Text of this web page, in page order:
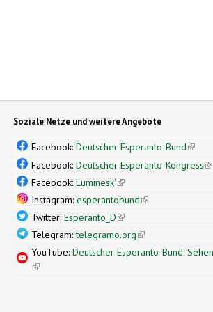
Soziale Netze und weitere Angebote
Facebook:Deutscher Esperanto-Bund(link
Facebook:Deutscher Esperanto-Kongress
Facebook:Luminesk'(link is external)
Instagram:esperantobund(link is external)
Twitter:Esperanto_D(link is external)
Telegram:telegramo.org(link is external)
YouTube:Deutscher Esperanto-Bund:
(link is external)